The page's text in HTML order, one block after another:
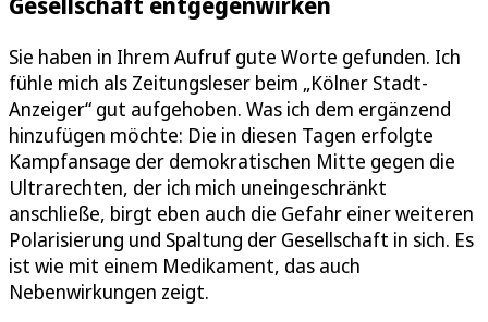
Sie haben in Ihrem Aufruf gute Worte gefunden. Ich
fühle mich als Zeitungsleser beim „Kölner Stadt-
Anzeiger“ gut aufgehoben. Was ich dem ergänzend
hinzufügen möchte: Die in diesen Tagen erfolgte
Kampfansage der demokratischen Mitte gegen die
Ultrarechten, der ich mich uneingeschränkt
anschließe, birgt eben auch die Gefahr einer weiteren
Polarisierung und Spaltung der Gesellschaft in sich. Es
ist wie mit einem Medikament, das auch
Nebenwirkungen zeigt.